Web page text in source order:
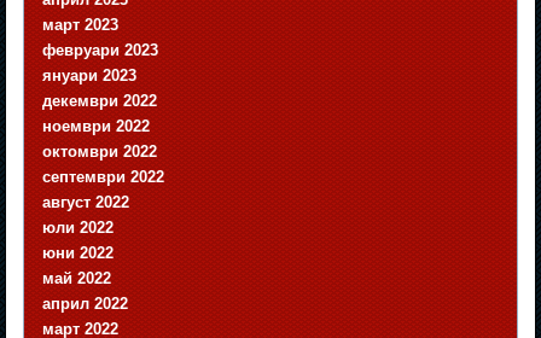
март 2023
февруари 2023
януари 2023
декември 2022
ноември 2022
октомври 2022
септември 2022
август 2022
юли 2022
юни 2022
май 2022
април 2022
март 2022